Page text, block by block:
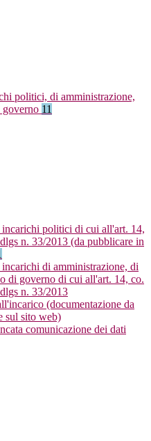
politici, di amministrazione,
11
politici di cui all'art. 14,
n. 33/2013 (da pubblicare in
di amministrazione, di
di governo di cui all'art. 14, co.
n. 33/2013
(documentazione da
sul sito web)
comunicazione dei dati